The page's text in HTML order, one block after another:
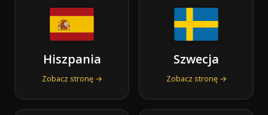
Hiszpania
Zobacz stronę →
Szwecja
Zobacz stronę →